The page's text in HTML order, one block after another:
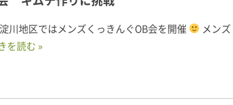
地区ではメンズくっきんぐOB会を開催
メン
を読む »